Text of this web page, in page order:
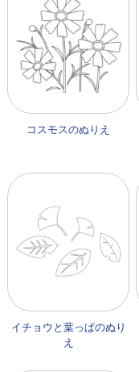
コスモスのぬりえ
イチョウと葉っぱのぬり
え